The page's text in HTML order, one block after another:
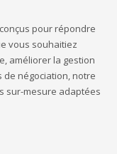
SPÉCIALISÉS
EN
pour répondre
vous souhaitiez
améliorer la gestion
négociation, notre
sur-mesure adaptées